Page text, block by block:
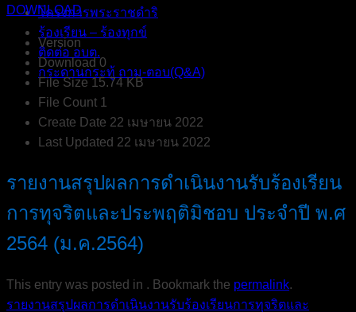
โครงการพระราชดำริ
ร้องเรียน – ร้องทุกข์
ติดต่อ อบต.
กระดานกระทู้ ถาม-ตอบ(Q&A)
DOWNLOAD
Version
Download0
File Size15.74 KB
File Count 1
Create Date 22 เมษายน 2022
Last Updated 22 เมษายน 2022
รายงานสรุปผลการดำเนินงานรับร้องเรียน
การทุจริตและประพฤติมิชอบ ประจำปี พ.ศ
2564 (ม.ค.2564)
This entry was posted in . Bookmark the permalink.
รายงานสรุปผลการดำเนินงานรับร้องเรียนการทุจริตและ